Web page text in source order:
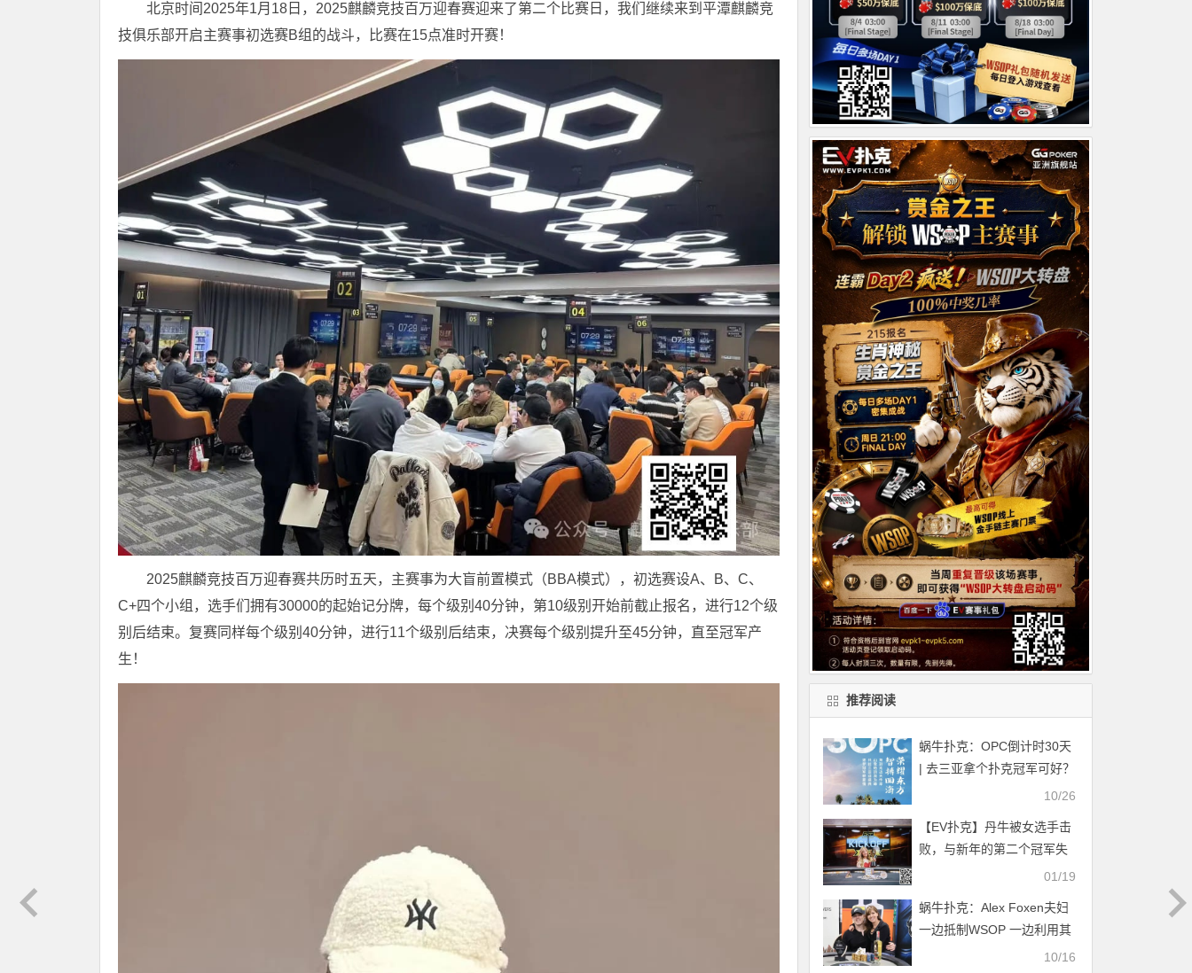
北京时间2025年1月18日，2025麒麟竞技百万迎春赛迎来了第二个比赛日，我们继续来到平潭麒麟竞
技俱乐部开启主赛事初选赛B组的战斗，比赛在15点准时开赛！
2025麒麟竞技百万迎春赛共历时五天，主赛事为大盲前置模式（BBA模式），初选赛设A、B、C、
C+四个小组，选手们拥有30000的起始记分牌，每个级别40分钟，第10级别开始前截止报名，进行12个级
别后结束。复赛同样每个级别40分钟，进行11个级别后结束，决赛每个级别提升至45分钟，直至冠军产
生！
推荐阅读
蜗牛扑克：OPC倒计时30天
| 去三亚拿个扑克冠军可好？
10/26
【EV扑克】丹牛被女选手击
败，与新年的第二个冠军失
01/19
蜗牛扑克：Alex Foxen夫妇
一边抵制WSOP 一边利用其
10/16